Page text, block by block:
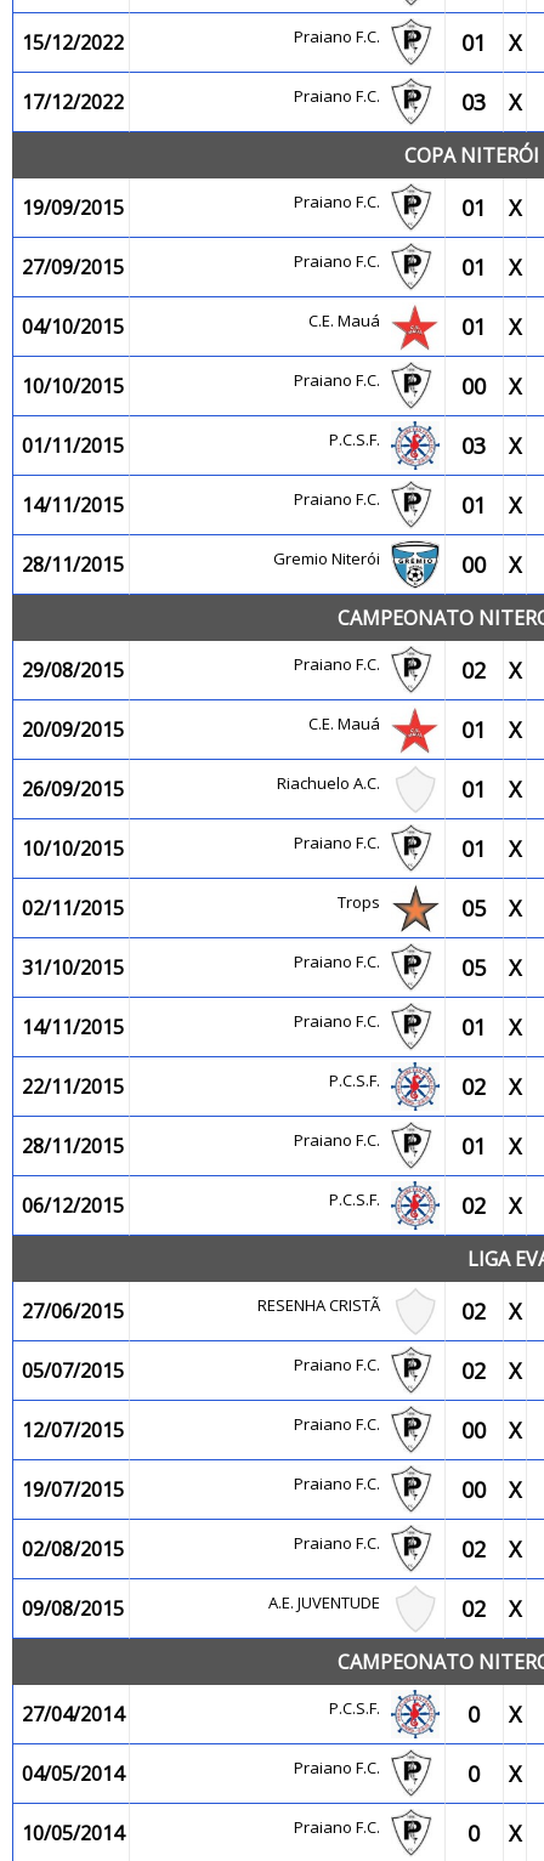
15/12/2022 Praiano F.C. 01 X
17/12/2022 Praiano F.C. 03 X
COPA
19/09/2015
Praiano F.C. 01 X
27/09/2015 Praiano F.C. 01 X
04/10/2015 C.E. Mauá 01 X
10/10/2015 Praiano F.C. 00 X
01/11/2015 P.C.S.F. 03 X
14/11/2015 Praiano F.C. 01 X
28/11/2015 Gremio Niterói 00 X
CAMPEONATO
29/08/2015
Praiano F.C. 02 X
20/09/2015 C.E. Mauá 01 X
26/09/2015 Riachuelo A.C. 01 X
10/10/2015 Praiano F.C. 01 X
02/11/2015 Trops 05 X
31/10/2015 Praiano F.C. 05 X
14/11/2015 Praiano F.C. 01 X
22/11/2015 P.C.S.F. 02 X
28/11/2015 Praiano F.C. 01 X
06/12/2015 P.C.S.F. 02 X
LIGA
27/06/2015
RESENHA CRISTÃ 02 X
05/07/2015 Praiano F.C. 02 X
12/07/2015 Praiano F.C. 00 X
19/07/2015 Praiano F.C. 00 X
02/08/2015 Praiano F.C. 02 X
09/08/2015 A.E. JUVENTUDE 02 X
CAMPEONATO
27/04/2014
P.C.S.F. 0 X
04/05/2014 Praiano F.C. 0 X
10/05/2014 Praiano F.C. 0 X